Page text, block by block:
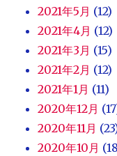
2021年5月 (12)
2021年4月 (12)
2021年3月 (15)
2021年2月 (12)
2021年1月 (11)
2020年12月
2020年11月
2020年10月